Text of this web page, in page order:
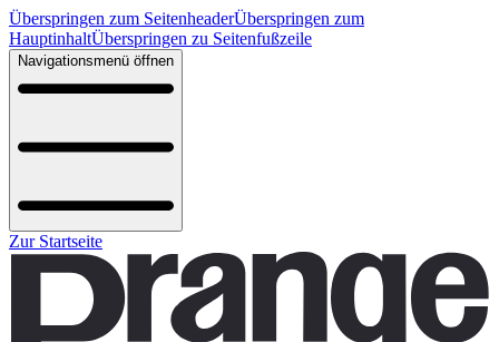
Überspringen zum SeitenheaderÜberspringen zum
HauptinhaltÜberspringen zu Seitenfußzeile
Navigationsmenü öffnen
Zur Startseite